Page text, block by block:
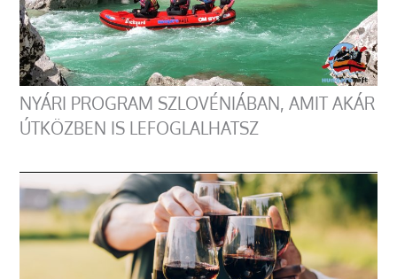
NYÁRI PROGRAM SZLOVÉNIÁBAN, AMIT AKÁR
ÚTKÖZBEN IS LEFOGLALHATSZ